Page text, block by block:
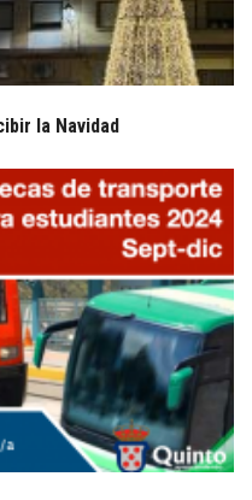
la Navidad